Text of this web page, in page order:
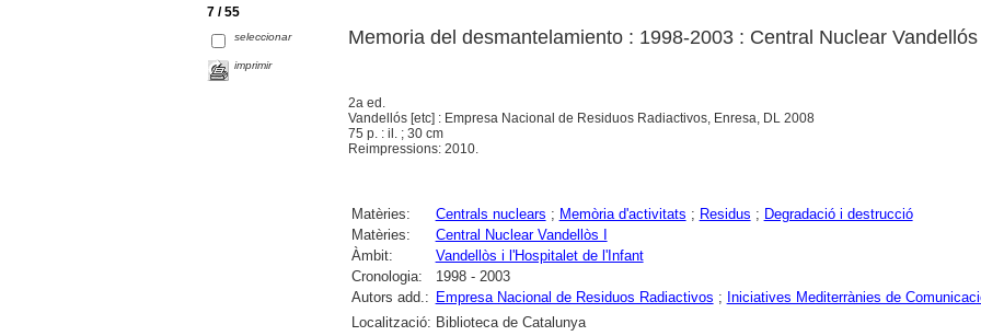
7 / 55
seleccionar
imprimir
Memoria del desmantelamiento : 1998-2003 : Central Nuclear Vandellós
2a ed.
Vandellós [etc] : Empresa Nacional de Residuos Radiactivos, Enresa, DL 2008
75 p. : il. ; 30 cm
Reimpressions: 2010.
Matèries: Centrals nuclears ; Memòria d'activitats ; Residus ; Degradació i destrucció
Matèries:
Central Nuclear Vandellòs I
Àmbit:
Vandellòs i l'Hospitalet de l'Infant
Cronologia:
1998 - 2003
Autors add.: Empresa Nacional de Residuos Radiactivos ; Iniciatives Mediterrànies de
Localització: Biblioteca de Catalunya